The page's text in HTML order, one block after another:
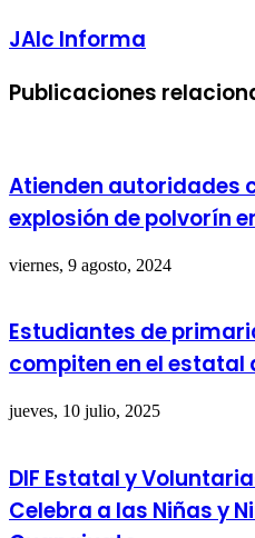
JAlc Informa
Publicaciones
Atienden autoridades
explosión de polvorín
viernes, 9 agosto, 2024
Estudiantes de
compiten en el estatal
jueves, 10 julio, 2025
DIF Estatal y
Celebra a las Niñas y